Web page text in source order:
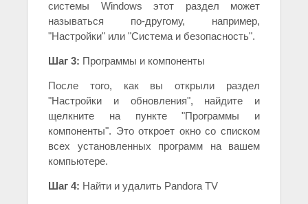
системы Windows этот раздел может
называться по-другому, например,
"Настройки" или "Система и безопасность".
Шаг 3: Программы и компоненты
После того, как вы открыли раздел
"Настройки и обновления", найдите и
щелкните на пункте "Программы и
компоненты". Это откроет окно со списком
всех установленных программ на вашем
компьютере.
Шаг 4: Найти и удалить Pandora TV